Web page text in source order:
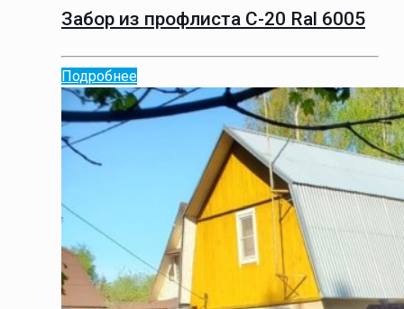
Забор из профлиста С-20 Ral 6005
Подробнее